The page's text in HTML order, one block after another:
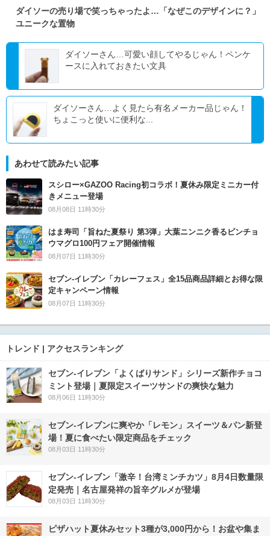
ダイソーの売り場で笑っちゃったよ…「なぜこのデザインに？」
ユニークな置物
ダイソーさん…可愛い顔してやるじゃん！ペンケ
ースに入れておきたい文具
ダイソーさん…よく見たら有名メーカー品じゃん！
ちょこっと使いに便利な...
あわせて読みたい記事
スシロー×GAZOO Racing初コラボ！夏休み限定ミニカー付
きメニュー登場
08月08日 11時30分
はま寿司「旨ねた夏祭り 第3弾」大葉ニンニク香るビンチョ
ウマグロ100円フェア開催情報
08月07日 11時30分
セブン‐イレブン「カレーフェス」全15品商品詳細とお得な限
定キャンペーン情報
08月07日 11時30分
トレンド | アクセスランキング
セブン‐イレブン「よくばりサンド」シリーズ新作チョコ
ミント登場｜夏限定スイーツサンドの爽快な魅力
08月06日 11時30分
セブン‐イレブンに爽やか「レモン」スイーツ＆パン新登
場！夏に食べたい限定商品をチェック
08月03日 11時30分
セブン-イレブン「激辛！台湾ミンチカツ」8月4日数量限
定発売｜名古屋発祥の旨辛グルメが登場
08月03日 11時30分
ピザハット夏休みセット3種が3,000円から！お盆や集ま